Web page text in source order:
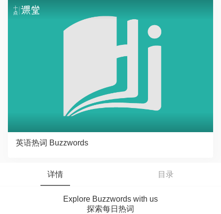
英语热词 Buzzwords
详情 目录
Explore Buzzwords with us
探索每日热词